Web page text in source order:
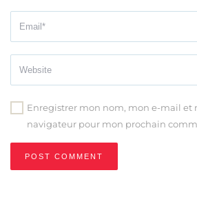
Enregistrer mon nom, mon e-mail et
navigateur pour mon prochain